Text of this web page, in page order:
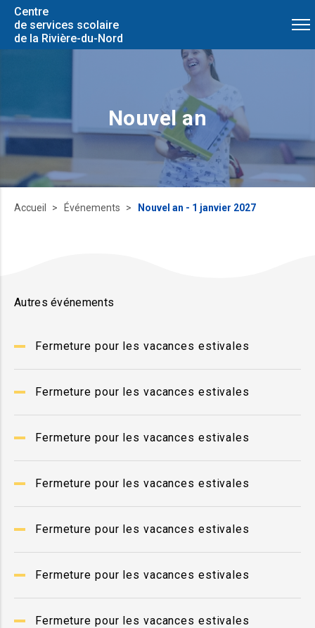
Centre
de services scolaire
de la Rivière-du-Nord
Nouvel an
Autres événements
Fermeture pour les vacances estivales
Fermeture pour les vacances estivales
Fermeture pour les vacances estivales
Fermeture pour les vacances estivales
Fermeture pour les vacances estivales
Fermeture pour les vacances estivales
Fermeture pour les vacances estivales
Accueil Événements Nouvel an - 1 janvier 2027